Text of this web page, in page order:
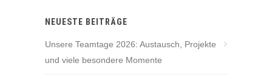
NEUESTE BEITRÄGE
Unsere Teamtage 2026: Austausch, Projekte
und viele besondere Momente